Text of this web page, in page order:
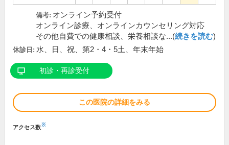
備考: オンライン予約受付
オンライン診療、オンラインカウンセリング対応
その他自費での健康相談、栄養相談な...(続きを読む)
休診日: 水、日、祝、第2・4・5土、年末年始
初診・再診受付
この医院の詳細をみる
アクセス数※